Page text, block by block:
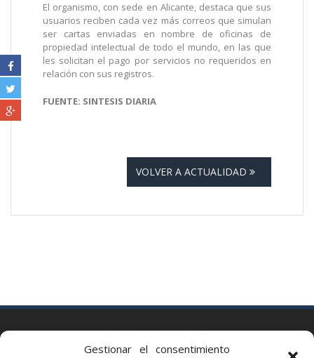
Gestionar el consentimiento
El organismo, con sede en Alicante, destaca que sus
usuarios reciben cada vez más correos que simulan
ser cartas enviadas en nombre de oficinas de
propiedad intelectual de todo el mundo, en las que
les solicitan el pago por servicios no requeridos en
relación con sus registros.
FUENTE: SINTESIS DIARIA
VOLVER A ACTUALIDAD
Via Augusta 2 bis, 3º, 08006 Barcelona